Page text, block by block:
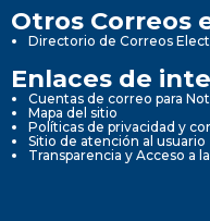
Otros Correos
Directorio de Correos
Enlaces de
Cuentas de correo para
Mapa del sitio
Políticas de privacidad y
Sitio de atención al usuario
Transparencia y Acceso a